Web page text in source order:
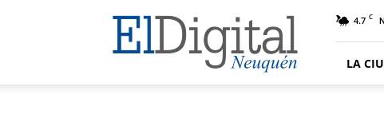
El
Digital
Neuquen
4.7 C
LA